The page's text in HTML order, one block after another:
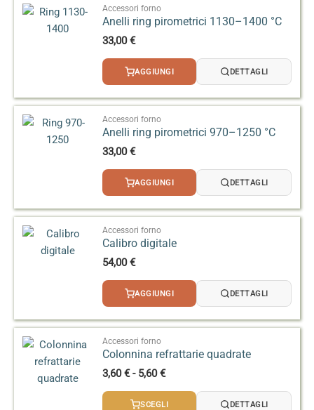
Accessori forno
Anelli ring pirometrici 1130–1400 °C
33,00€
AGGIUNGI DETTAGLI
Accessori forno
Anelli ring pirometrici 970–1250 °C
33,00€
AGGIUNGI DETTAGLI
Accessori forno
Calibro digitale
54,00€
AGGIUNGI DETTAGLI
Accessori forno
Colonnina refrattarie quadrate
3,60€ - 5,60€Fascia
prezzo:
SCEGLI DETTAGLI